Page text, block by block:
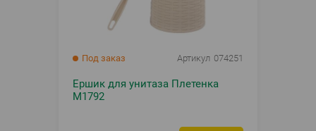
Под заказ Артикул 074251
Ершик для унитаза Плетенка
М1792